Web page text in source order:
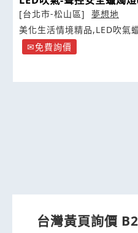
[台北市-松山區]
夢想地
美化生活情境精品,LED吹氣
免費詢價
台灣黃頁詢價